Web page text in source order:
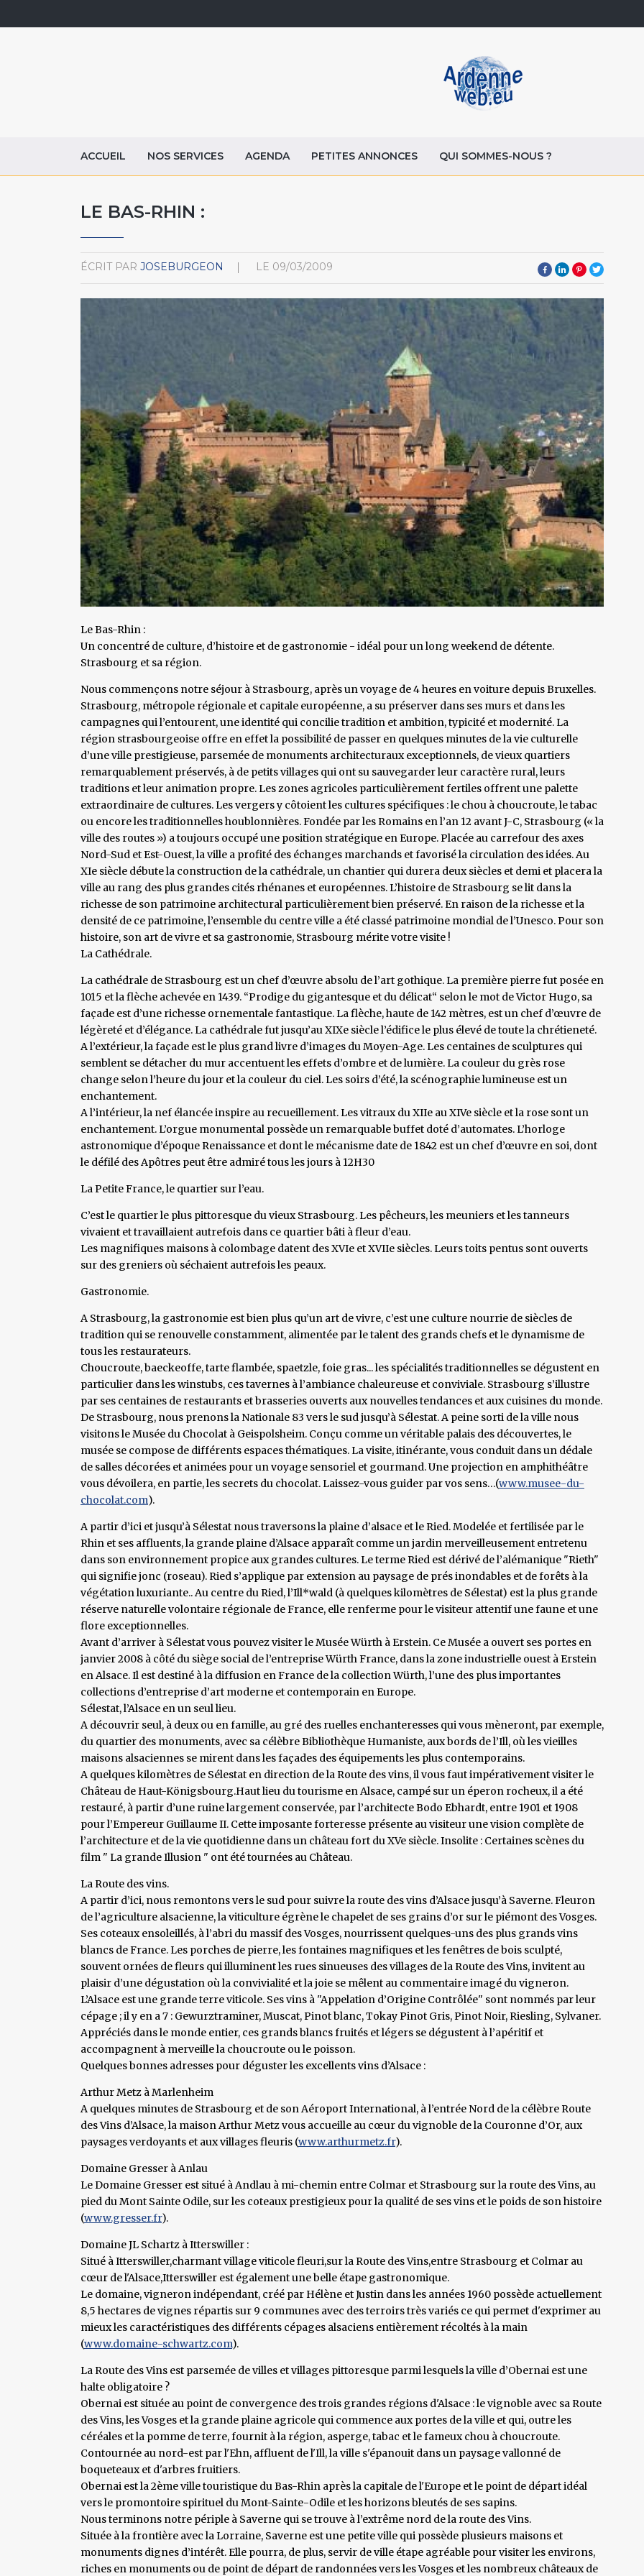
ACCUEIL NOS SERVICES AGENDA PETITES ANNONCES QUI SOMMES-NOUS ?
LE BAS-RHIN :
ÉCRIT PAR JOSEBURGEON LE 09/03/2009
Le Bas-Rhin :
Un concentré de culture, d’histoire et de gastronomie - idéal pour un long weekend de détente.
Strasbourg et sa région.
Nous commençons notre séjour à Strasbourg, après un voyage de 4 heures en voiture depuis Bruxelles.
Strasbourg, métropole régionale et capitale européenne, a su préserver dans ses murs et dans les
campagnes qui l’entourent, une identité qui concilie tradition et ambition, typicité et modernité. La
région strasbourgeoise offre en effet la possibilité de passer en quelques minutes de la vie culturelle
d’une ville prestigieuse, parsemée de monuments architecturaux exceptionnels, de vieux quartiers
remarquablement préservés, à de petits villages qui ont su sauvegarder leur caractère rural, leurs
traditions et leur animation propre. Les zones agricoles particulièrement fertiles offrent une palette
extraordinaire de cultures. Les vergers y côtoient les cultures spécifiques : le chou à choucroute, le tabac
ou encore les traditionnelles houblonnières. Fondée par les Romains en l’an 12 avant J-C, Strasbourg (« la
ville des routes ») a toujours occupé une position stratégique en Europe. Placée au carrefour des axes
Nord-Sud et Est-Ouest, la ville a profité des échanges marchands et favorisé la circulation des idées. Au
XIe siècle débute la construction de la cathédrale, un chantier qui durera deux siècles et demi et placera la
ville au rang des plus grandes cités rhénanes et européennes. L’histoire de Strasbourg se lit dans la
richesse de son patrimoine architectural particulièrement bien préservé. En raison de la richesse et la
densité de ce patrimoine, l’ensemble du centre ville a été classé patrimoine mondial de l’Unesco. Pour son
histoire, son art de vivre et sa gastronomie, Strasbourg mérite votre visite !
La Cathédrale.
La cathédrale de Strasbourg est un chef d’œuvre absolu de l’art gothique. La première pierre fut posée en
1015 et la flèche achevée en 1439. “Prodige du gigantesque et du délicat“ selon le mot de Victor Hugo, sa
façade est d’une richesse ornementale fantastique. La flèche, haute de 142 mètres, est un chef d’œuvre de
légèreté et d’élégance. La cathédrale fut jusqu’au XIXe siècle l’édifice le plus élevé de toute la chrétieneté.
A l’extérieur, la façade est le plus grand livre d’images du Moyen-Age. Les centaines de sculptures qui
semblent se détacher du mur accentuent les effets d’ombre et de lumière. La couleur du grès rose
change selon l’heure du jour et la couleur du ciel. Les soirs d’été, la scénographie lumineuse est un
enchantement.
A l’intérieur, la nef élancée inspire au recueillement. Les vitraux du XIIe au XIVe siècle et la rose sont un
enchantement. L’orgue monumental possède un remarquable buffet doté d’automates. L’horloge
astronomique d’époque Renaissance et dont le mécanisme date de 1842 est un chef d’œuvre en soi, dont
le défilé des Apôtres peut être admiré tous les jours à 12H30
La Petite France, le quartier sur l’eau.
C’est le quartier le plus pittoresque du vieux Strasbourg. Les pêcheurs, les meuniers et les tanneurs
vivaient et travaillaient autrefois dans ce quartier bâti à fleur d’eau.
Les magnifiques maisons à colombage datent des XVIe et XVIIe siècles. Leurs toits pentus sont ouverts
sur des greniers où séchaient autrefois les peaux.
Gastronomie.
A Strasbourg, la gastronomie est bien plus qu’un art de vivre, c’est une culture nourrie de siècles de
tradition qui se renouvelle constamment, alimentée par le talent des grands chefs et le dynamisme de
tous les restaurateurs.
Choucroute, baeckeoffe, tarte flambée, spaetzle, foie gras... les spécialités traditionnelles se dégustent en
particulier dans les winstubs, ces tavernes à l’ambiance chaleureuse et conviviale. Strasbourg s’illustre
par ses centaines de restaurants et brasseries ouverts aux nouvelles tendances et aux cuisines du monde.
De Strasbourg, nous prenons la Nationale 83 vers le sud jusqu’à Sélestat. A peine sorti de la ville nous
visitons le Musée du Chocolat à Geispolsheim. Conçu comme un véritable palais des découvertes, le
musée se compose de différents espaces thématiques. La visite, itinérante, vous conduit dans un dédale
de salles décorées et animées pour un voyage sensoriel et gourmand. Une projection en amphithéâtre
vous dévoilera, en partie, les secrets du chocolat. Laissez-vous guider par vos sens…(www.musee-du-
chocolat.com).
A partir d’ici et jusqu’à Sélestat nous traversons la plaine d’alsace et le Ried. Modelée et fertilisée par le
Rhin et ses affluents, la grande plaine d’Alsace apparaît comme un jardin merveilleusement entretenu
dans son environnement propice aux grandes cultures. Le terme Ried est dérivé de l’alémanique "Rieth"
qui signifie jonc (roseau). Ried s’applique par extension au paysage de prés inondables et de forêts à la
végétation luxuriante.. Au centre du Ried, l’Ill*wald (à quelques kilomètres de Sélestat) est la plus grande
réserve naturelle volontaire régionale de France, elle renferme pour le visiteur attentif une faune et une
flore exceptionnelles.
Avant d’arriver à Sélestat vous pouvez visiter le Musée Würth à Erstein. Ce Musée a ouvert ses portes en
janvier 2008 à côté du siège social de l’entreprise Würth France, dans la zone industrielle ouest à Erstein
en Alsace. Il est destiné à la diffusion en France de la collection Würth, l’une des plus importantes
collections d’entreprise d’art moderne et contemporain en Europe.
Sélestat, l’Alsace en un seul lieu.
A découvrir seul, à deux ou en famille, au gré des ruelles enchanteresses qui vous mèneront, par exemple,
du quartier des monuments, avec sa célèbre Bibliothèque Humaniste, aux bords de l’Ill, où les vieilles
maisons alsaciennes se mirent dans les façades des équipements les plus contemporains.
A quelques kilomètres de Sélestat en direction de la Route des vins, il vous faut impérativement visiter le
Château de Haut-Königsbourg.Haut lieu du tourisme en Alsace, campé sur un éperon rocheux, il a été
restauré, à partir d’une ruine largement conservée, par l’architecte Bodo Ebhardt, entre 1901 et 1908
pour l’Empereur Guillaume II. Cette imposante forteresse présente au visiteur une vision complète de
l’architecture et de la vie quotidienne dans un château fort du XVe siècle. Insolite : Certaines scènes du
film " La grande Illusion " ont été tournées au Château.
La Route des vins.
A partir d’ici, nous remontons vers le sud pour suivre la route des vins d’Alsace jusqu’à Saverne. Fleuron
de l’agriculture alsacienne, la viticulture égrène le chapelet de ses grains d’or sur le piémont des Vosges.
Ses coteaux ensoleillés, à l’abri du massif des Vosges, nourrissent quelques-uns des plus grands vins
blancs de France. Les porches de pierre, les fontaines magnifiques et les fenêtres de bois sculpté,
souvent ornées de fleurs qui illuminent les rues sinueuses des villages de la Route des Vins, invitent au
plaisir d’une dégustation où la convivialité et la joie se mêlent au commentaire imagé du vigneron.
L’Alsace est une grande terre viticole. Ses vins à "Appelation d’Origine Contrôlée" sont nommés par leur
cépage ; il y en a 7 : Gewurztraminer, Muscat, Pinot blanc, Tokay Pinot Gris, Pinot Noir, Riesling, Sylvaner.
Appréciés dans le monde entier, ces grands blancs fruités et légers se dégustent à l’apéritif et
accompagnent à merveille la choucroute ou le poisson.
Quelques bonnes adresses pour déguster les excellents vins d’Alsace :
Arthur Metz à Marlenheim
A quelques minutes de Strasbourg et de son Aéroport International, à l’entrée Nord de la célèbre Route
des Vins d’Alsace, la maison Arthur Metz vous accueille au cœur du vignoble de la Couronne d’Or, aux
paysages verdoyants et aux villages fleuris (www.arthurmetz.fr).
Domaine Gresser à Anlau
Le Domaine Gresser est situé à Andlau à mi-chemin entre Colmar et Strasbourg sur la route des Vins, au
pied du Mont Sainte Odile, sur les coteaux prestigieux pour la qualité de ses vins et le poids de son histoire
(www.gresser.fr).
Domaine JL Schartz à Itterswiller :
Situé à Itterswiller,charmant village viticole fleuri,sur la Route des Vins,entre Strasbourg et Colmar au
cœur de l'Alsace,Itterswiller est également une belle étape gastronomique.
Le domaine, vigneron indépendant, créé par Hélène et Justin dans les années 1960 possède actuellement
8,5 hectares de vignes répartis sur 9 communes avec des terroirs très variés ce qui permet d'exprimer au
mieux les caractéristiques des différents cépages alsaciens entièrement récoltés à la main
(www.domaine-schwartz.com).
La Route des Vins est parsemée de villes et villages pittoresque parmi lesquels la ville d’Obernai est une
halte obligatoire ?
Obernai est située au point de convergence des trois grandes régions d'Alsace : le vignoble avec sa Route
des Vins, les Vosges et la grande plaine agricole qui commence aux portes de la ville et qui, outre les
céréales et la pomme de terre, fournit à la région, asperge, tabac et le fameux chou à choucroute.
Contournée au nord-est par l'Ehn, affluent de l'Ill, la ville s'épanouit dans un paysage vallonné de
boqueteaux et d'arbres fruitiers.
Obernai est la 2ème ville touristique du Bas-Rhin après la capitale de l'Europe et le point de départ idéal
vers le promontoire spirituel du Mont-Sainte-Odile et les horizons bleutés de ses sapins.
Nous terminons notre périple à Saverne qui se trouve à l’extrême nord de la route des Vins.
Située à la frontière avec la Lorraine, Saverne est une petite ville qui possède plusieurs maisons et
monuments dignes d’intérêt. Elle pourra, de plus, servir de ville étape agréable pour visiter les environs,
riches en monuments ou de point de départ de randonnées vers les Vosges et les nombreux châteaux de